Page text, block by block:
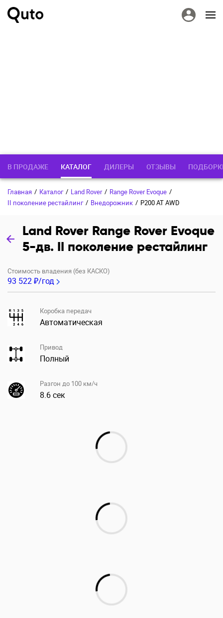
В ПРОДАЖЕ КАТАЛОГ ДИЛЕРЫ ОТЗЫВЫ
Главная / Каталог / Land Rover / Range Rover Evoque /
II поколение рестайлинг / Внедорожник / P200 AT AWD
Land Rover Range Rover Evoque
5-дв. II поколение рестайлинг
Стоимость владения (без КАСКО)
93 522 ₽/год
Коробка передач
Автоматическая
Привод
Полный
Разгон до 100 км/ч
8.6 сек